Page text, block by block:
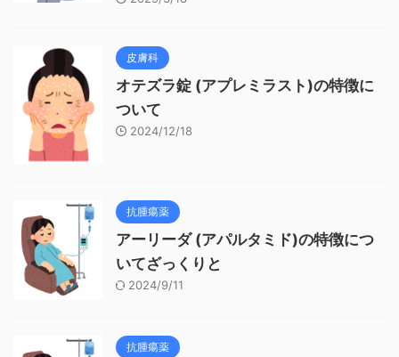
皮膚科
オテズラ錠 (アプレミラスト)の特徴に
ついて
2024/12/18
抗腫瘍薬
アーリーダ (アパルタミド)の特徴につ
いてざっくりと
2024/9/11
抗腫瘍薬